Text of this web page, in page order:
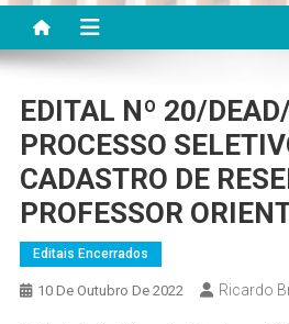
EDITAL Nº 20/
PROCESSO
CADASTRO DE
PROFESSOR
Editais Encerrados
10 De Outubro De 2022 Ricardo